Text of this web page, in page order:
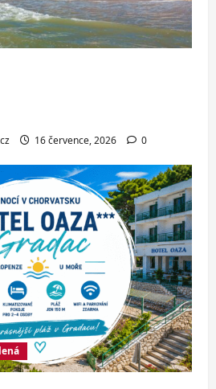
16 července, 2026 0